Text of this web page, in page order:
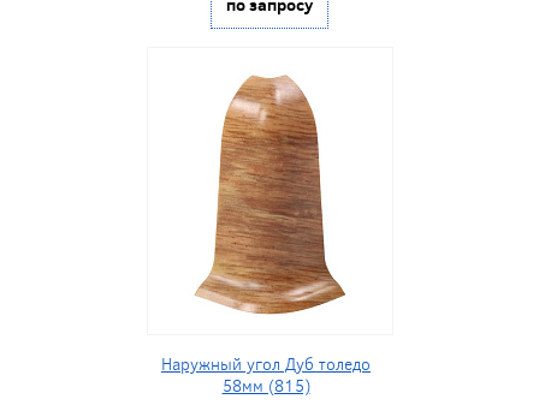
Наружный угол Дуб толедо
58мм (815)